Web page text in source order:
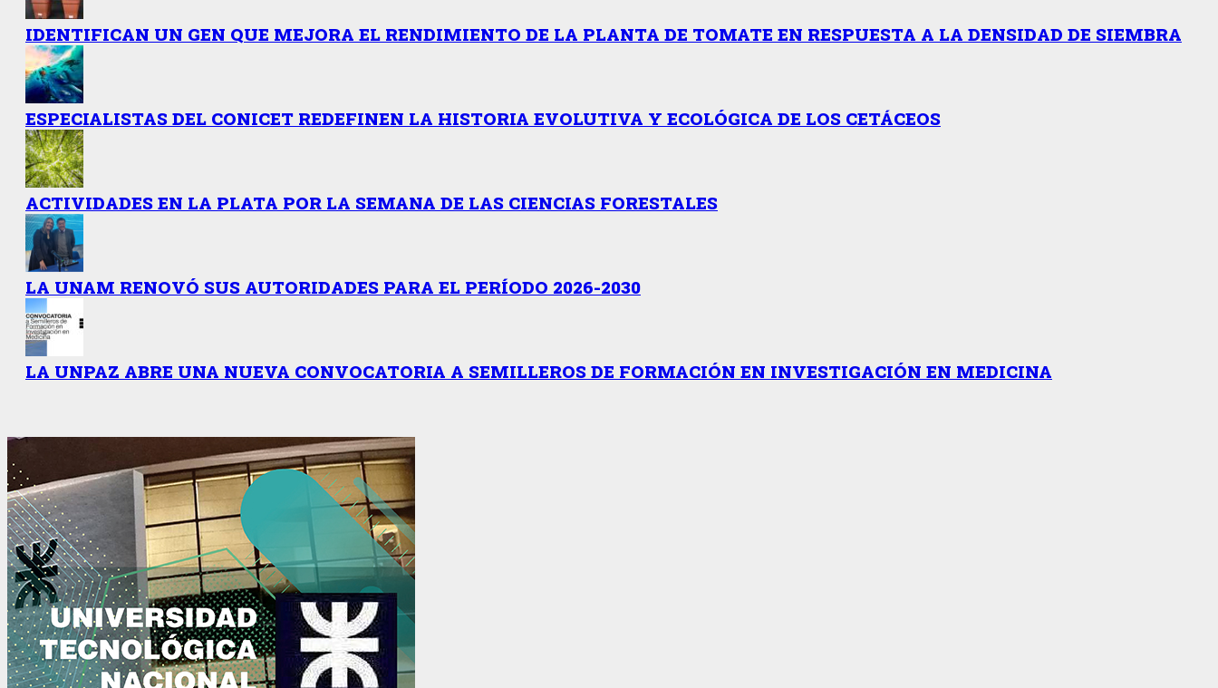
IDENTIFICAN UN GEN QUE MEJORA EL RENDIMIENTO DE LA PLANTA DE TOMATE EN RESPUESTA A LA DENSIDAD DE SIEMBRA
ESPECIALISTAS DEL CONICET REDEFINEN LA HISTORIA EVOLUTIVA Y ECOLÓGICA DE LOS CETÁCEOS
ACTIVIDADES EN LA PLATA POR LA SEMANA DE LAS CIENCIAS FORESTALES
LA UNAM RENOVÓ SUS AUTORIDADES PARA EL PERÍODO 2026-2030
LA UNPAZ ABRE UNA NUEVA CONVOCATORIA A SEMILLEROS DE FORMACIÓN EN INVESTIGACIÓN EN MEDICINA